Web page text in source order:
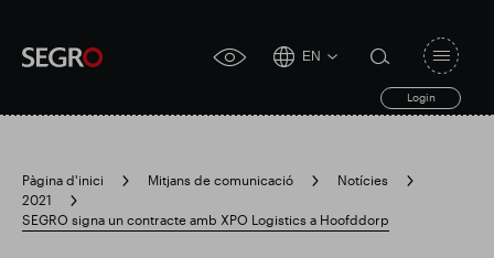
accessibility
EN
Login
search
form
Search
for
toggle
Pàgina d'inici Mitjans de comunicació
Notícies
2021
SEGRO signa un contracte amb XPO Logistics a Hoofddorp